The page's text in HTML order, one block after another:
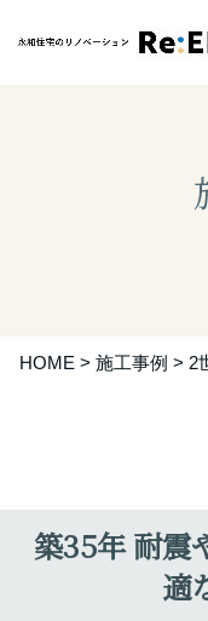
HOME > 施工事例 > 2
築35年 耐震
適